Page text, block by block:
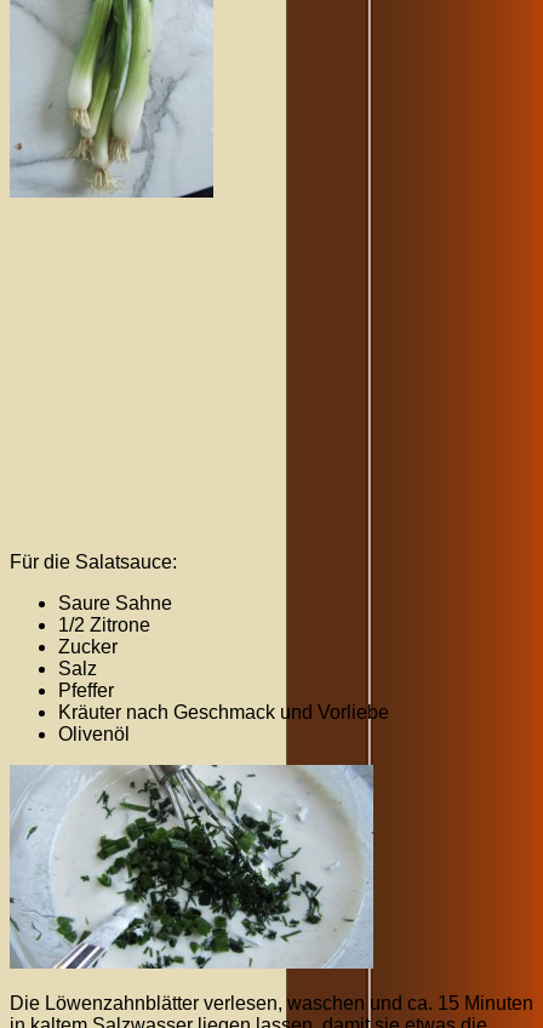
Für die Salatsauce:
Saure Sahne
1/2 Zitrone
Zucker
Salz
Pfeffer
Kräuter nach Geschmack und Vorliebe
Olivenöl
Die Löwenzahnblätter verlesen, waschen und ca. 15 Minuten